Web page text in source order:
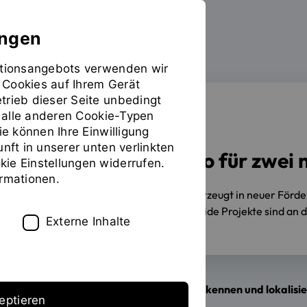
FÖRDERUNG
Drei Millionen Euro für zwei
OTH Regensburg überzeugt in neuer
davon an der OTH Regensburg. Beide Projekte sind
PROMPT: Methan-Lecks schneller erkennen und
verwenden wir
auf Ihrem Gerät
dieser Seite unbedingt
anderen Cookie-Typen
können Ihre Einwilligung
in unserer unten verlinkten
Einstellungen widerrufen.
Externe Inhalte